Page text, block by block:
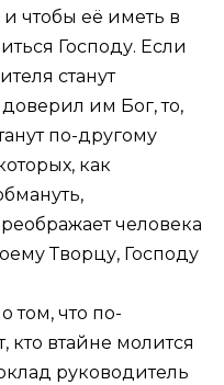
и чтобы её иметь в
Господу. Если
станут
им Бог, то,
по-другому
как
человека
Творцу, Господу
том, что по-
кто втайне молится
руководитель